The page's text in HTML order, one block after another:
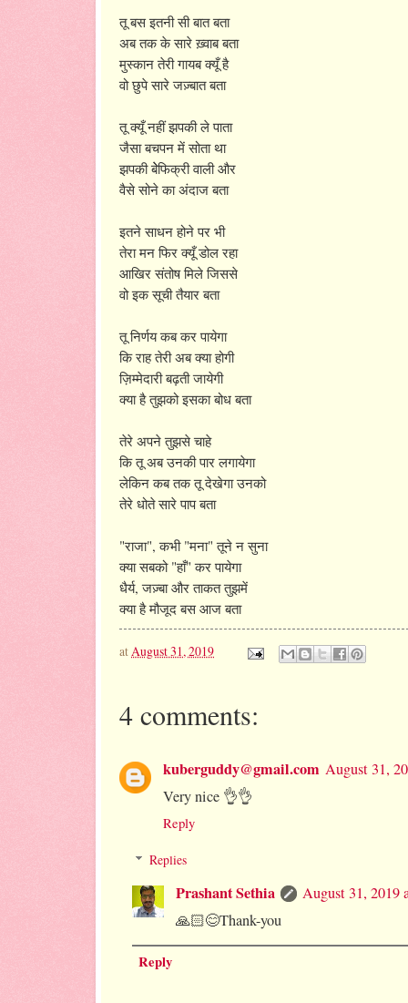
तू बस इतनी सी बात बता
अब तक के सारे ख़्वाब बता
मुस्कान तेरी गायब क्यूँ है
वो छुपे सारे जज़्बात बता
तू क्यूँ नहीं झपकी ले पाता
जैसा बचपन में सोता था
झपकी बेेफिक्री वाली और
वैसे सोने का अंदाज बता
इतने साधन होने पर भी
तेरा मन फिर क्यूँ डोल रहा
आखिर संतोष मिले जिससे
वो इक सूची तैयार बता
तू निर्णय कब कर पायेगा
कि राह तेरी अब क्या होगी
ज़िम्मेदारी बढ़ती जायेगी
क्या है तुझको इसका बोध बता
तेरे अपने तुझसे चाहे
कि तू अब उनकी पार लगायेगा
लेकिन कब तक तू देखेगा उनको
तेरे धोते सारे पाप बता
"राजा", कभी "मना" तूने न सुना
क्या सबको "हाँ" कर पायेगा
धैर्य, जज़्बा और ताकत तुझमें
क्या है मौजूद बस आज बता
atAugust 31, 2019
4 comments:
kuberguddy@gmail.com August 31,
Very nice 👌👌
Reply
Replies
Prashant Sethia
August 31, 2019
🙏🏻😊Thank-you
Reply